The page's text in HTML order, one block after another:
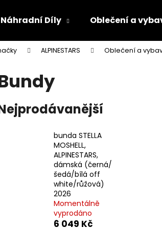
Náhradní Díly Oblečení a
ALPINESTARS Oblečení a
bunda STELLA
MOSHELL,
ALPINESTARS,
dámská (černá/
šedá/bílá off
white/růžová)
2026
Momentálně
vyprodáno
6 049 Kč
Co potřebujete najít?
Doporučujeme